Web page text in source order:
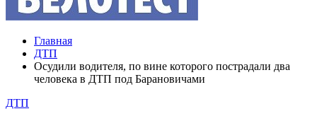
Главная
ДТП
Осудили водителя, по вине которого пострадали два
человека в ДТП под Барановичами
ДТП